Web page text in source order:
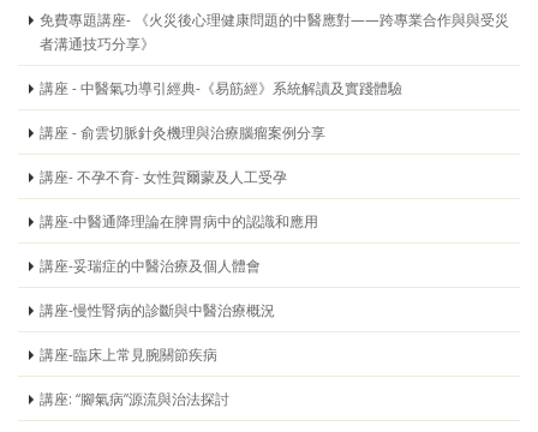
免費專題講座- 《火災後心理健康問題的中醫應對——跨專業合作與與受災
者溝通技巧分享》
講座 - 中醫氣功導引經典-《易筋經》系統解讀及實踐體驗
講座 - 俞雲切脈針灸機理與治療腦瘤案例分享
講座- 不孕不育- 女性賀爾蒙及人工受孕
講座-中醫通降理論在脾胃病中的認識和應用
講座-妥瑞症的中醫治療及個人體會
講座-慢性腎病的診斷與中醫治療概況
講座-臨床上常見腕關節疾病
講座: “腳氣病”源流與治法探討